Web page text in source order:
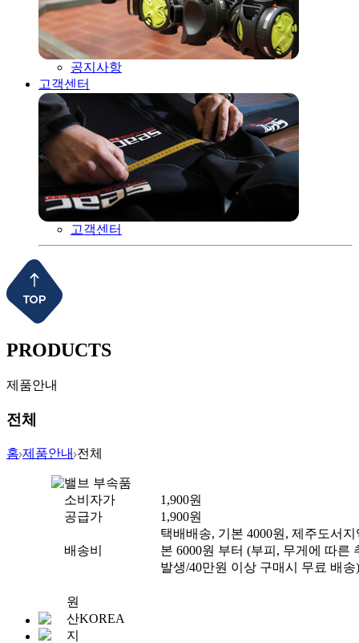
공지사항
고객센터
고객센터
PRODUCTS
제품안내
전체
홈 제품안내 전체
밸브 부속품
소비자가
1,900원
공급가
1,900원
배송비
택배배송, 기본 4000원, 제주도서지
본 6000원 부터 (부피, 무게에 따른
발생/40만원 이상 구매시 무료 배송)
원
산
지
KOREA